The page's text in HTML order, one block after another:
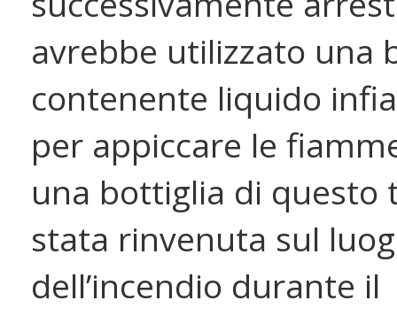
avrebbe utilizzato una
contenente liquido
per appiccare le
una bottiglia di questo
stata rinvenuta sul
dell’incendio durante il